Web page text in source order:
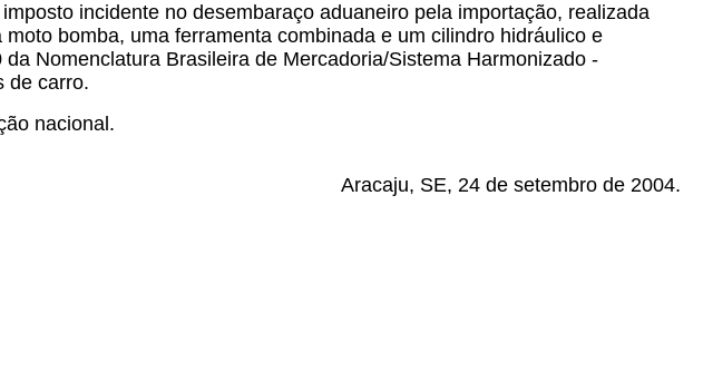
incidente no desembaraço aduaneiro pela importação, realizada
bomba, uma ferramenta combinada e um cilindro hidráulico e
Nomenclatura Brasileira de Mercadoria/Sistema Harmonizado -
de carro.
nacional.
Aracaju, SE, 24 de setembro de 2004.